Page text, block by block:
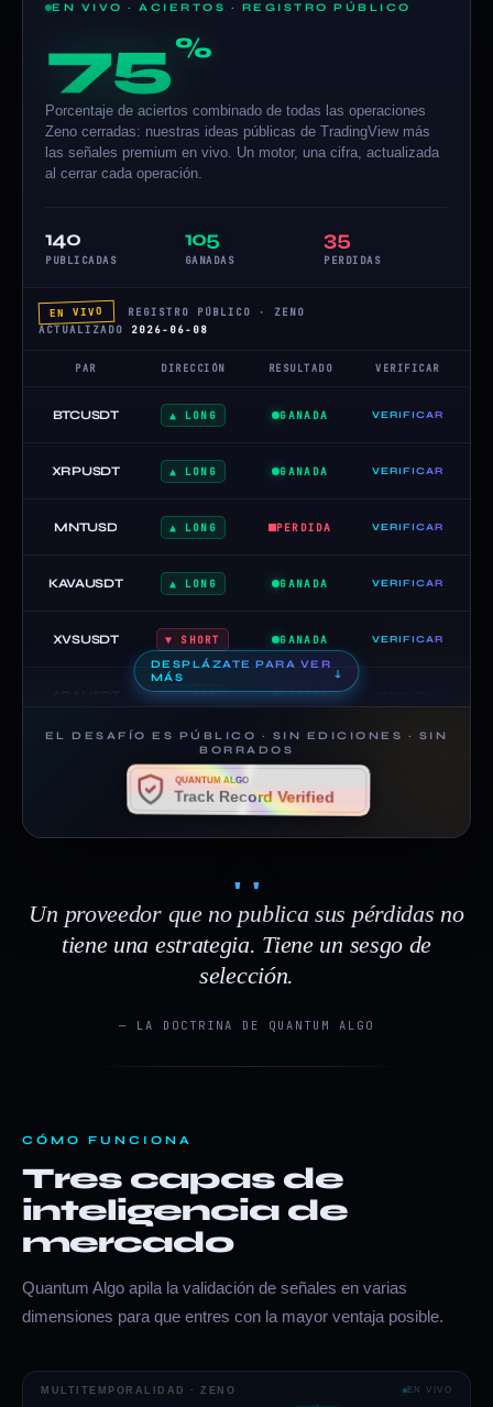
EN VIVO · ACIERTOS · REGISTRO PÚBLICO
75%
Porcentaje de aciertos combinado de todas las operaciones
Zeno cerradas: nuestras ideas públicas de TradingView más
las señales premium en vivo. Un motor, una cifra, actualizada
al cerrar cada operación.
140
PUBLICADAS
105
GANADAS
35
PERDIDAS
EN VIVO
REGISTRO PÚBLICO · ZENO
ACTUALIZADO 2026-06-08
PAR DIRECCIÓN RESULTADO VERIFICAR
BTCUSDT ▲ LONG GANADA VERIFICAR
XRPUSDT ▲ LONG GANADA VERIFICAR
MNTUSD ▲ LONG PERDIDA VERIFICAR
KAVAUSDT ▲ LONG GANADA VERIFICAR
XVSUSDT ▼ SHORT GANADA VERIFICAR
▲ LONG GANADA
▲ LONG GANADA
PERDIDA
AGLDUSDT ▼ SHORT GANADA VERIFICAR
▼ SHORT PERDIDA
▲ LONG GANADA VERIFICAR
1000BONKUSDT ▲ LONG
BRETTUSDT GANADA
SUIUSD ▲ LONG
ARBUSDT ▲ LONG PERDIDA VERIFICAR
ONTUSDT ▲ LONG PERDIDA VERIFICAR
DESPLÁZATE PARA VER
MÁS
↓
EL DESAFÍO ES PÚBLICO · SIN EDICIONES · SIN
BORRADOS
QUANTUM ALGO
Track Record Verified
"
Un proveedor que no publica sus pérdidas no
tiene una estrategia. Tiene un sesgo de
selección.
— LA DOCTRINA DE QUANTUM ALGO
CÓMO FUNCIONA
Tres capas de
inteligencia de
mercado
Quantum Algo apila la validación de señales en varias
dimensiones para que entres con la mayor ventaja posible.
MULTITEMPORALIDAD · ZENO EN VIVO